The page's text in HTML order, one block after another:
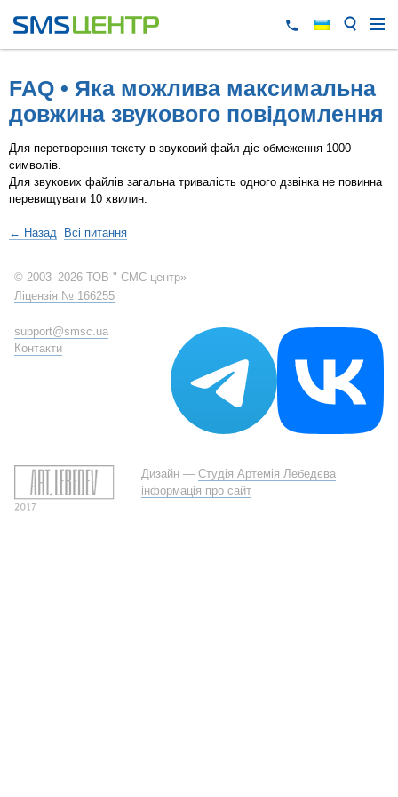
FAQ • Яка можлива максимальна
довжина звукового повідомлення
Для перетворення тексту в звуковий файл діє обмеження 1000
символів.
Для звукових файлів загальна тривалість одного дзвінка не повинна
перевищувати 10 хвилин.
← Назад Всі питання
© 2003–2026 ТОВ " СМС-центр»
Ліцензія № 166255
support@smsc.ua
Контакти
Дизайн — Студія Артемія Лебедєва
інформація про сайт